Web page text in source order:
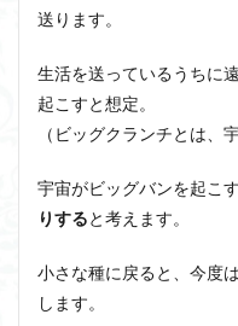
送ります。
生活を送っているうちに
起こすと想定。
（ビッグクランチとは、
宇宙がビッグバンを起こ
りすると考えます。
小さな種に戻ると、今度
します。